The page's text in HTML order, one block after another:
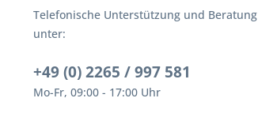
Telefonische Unterstützung und Beratung
unter:
+49 (0) 2265 / 997 581
Mo-Fr, 09:00 - 17:00 Uhr